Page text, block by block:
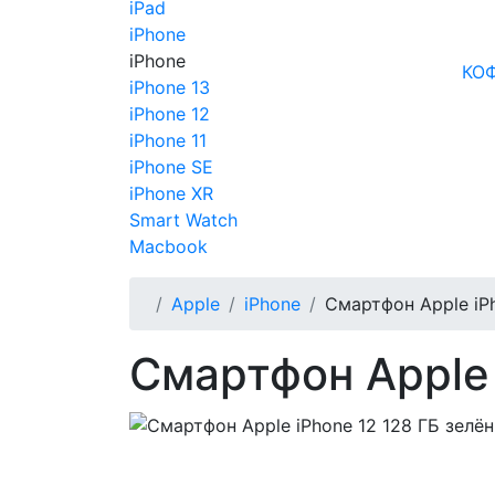
iPad
iPhone
iPhone
iPhone 13
iPhone 12
iPhone 11
iPhone SE
iPhone XR
Smart Watch
Macbook
Apple iPhone Смартфон Apple
Смартфон